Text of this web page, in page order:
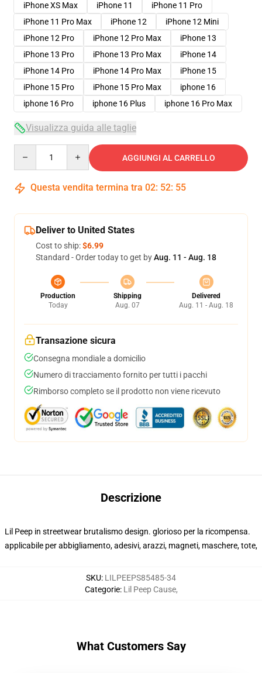
iPhone XS Max
iPhone 11
iPhone 11 Pro
iPhone 11 Pro Max
iPhone 12
iPhone 12 Mini
iPhone 12 Pro
iPhone 12 Pro Max
iPhone 13
iPhone 13 Pro
iPhone 13 Pro Max
iPhone 14
iPhone 14 Pro
iPhone 14 Pro Max
iPhone 15
iPhone 15 Pro
iPhone 15 Pro Max
iphone 16
iphone 16 Pro
iphone 16 Plus iphone 16 Pro Max
Visualizza guida alle taglie
AGGIUNGI AL CARRELLO
Questa vendita termina tra 02: 52: 54
Deliver to United States
Cost to ship:$6.99
Standard - Order today to get byAug. 11 - Aug. 18
Production
Today
Shipping
Aug. 07
Delivered
Aug. 11 - Aug. 18
Transazione sicura
Consegna mondiale a domicilio
Numero di tracciamento fornito per tutti i pacchi
Rimborso completo se il prodotto non viene ricevuto
Descrizione
Lil Peep in streetwear brutalismo design. glorioso per la ricompensa.
applicabile per abbigliamento, adesivi, arazzi, magneti, maschere, tote,
SKU: LILPEEPS85485-34
Categorie: Lil Peep Cause,
What Customers Say